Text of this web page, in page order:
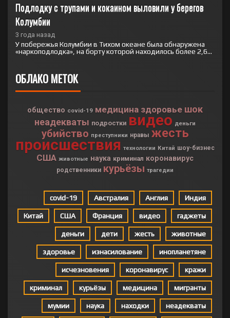
Подлодку с трупами и кокаином выловили у берегов
Колумбии
3 года назад
У побережья Колумбии в Тихом океане была обнаружена
«наркоподлодка», на борту которой находилось более 2,6...
ОБЛАКО МЕТОК
общество covid-19 медицина здоровье шок
неадекваты подростки видео деньги
убийство преступники нравы жесть
происшествия технологии Китай шоу-бизнес
США животные наука криминал коронавирус
родственники курьёзы трагедии
covid-19 Австралия Англия Индия
Китай США Франция видео гаджеты
деньги дети жесть животные
здоровье изнасилование инопланетяне
исчезновения коронавирус кражи
криминал курьёзы медицина мигранты
мумии наука находки неадекваты